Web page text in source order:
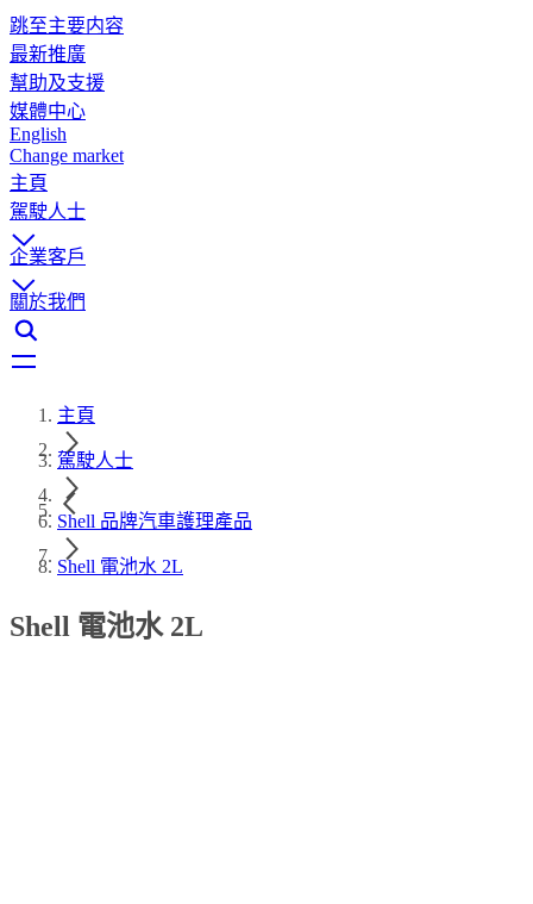
跳至主要内容
最新推廣
幫助及支援
媒體中心
English
Change market
主頁
駕駛人士
企業客戶
關於我們
主頁
駕駛人士
Shell 品牌汽車護理產品
Shell 電池水 2L
Shell 電池水 2L